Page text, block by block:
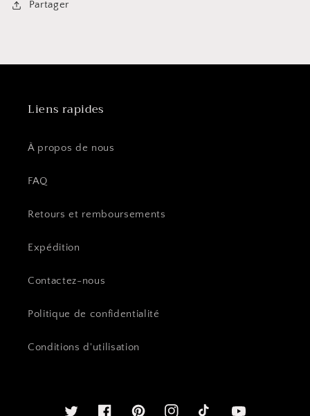
Partager
Liens rapides
À propos de nous
FAQ
Retours et remboursements
Expédition
Contactez-nous
Politique de confidentialité
Conditions d'utilisation